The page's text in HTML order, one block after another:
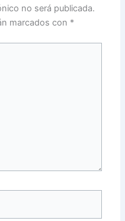
no será publicada.
marcados con *